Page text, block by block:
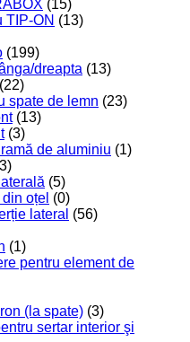
(15)
TIP-ON (13)
(199)
dreapta (13)
(22)
spate de lemn (23)
(13)
(3)
de aluminiu (1)
(5)
oțel (0)
lateral (56)
(1)
pentru element de
(la spate) (3)
sertar interior şi